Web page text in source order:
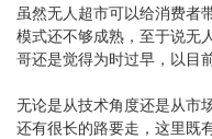
虽然无人超市可以给消费者
模式还不够成熟，至于说无
哥还是觉得为时过早，以目
无论是从技术角度还是从市
还有很长的路要走，这里既